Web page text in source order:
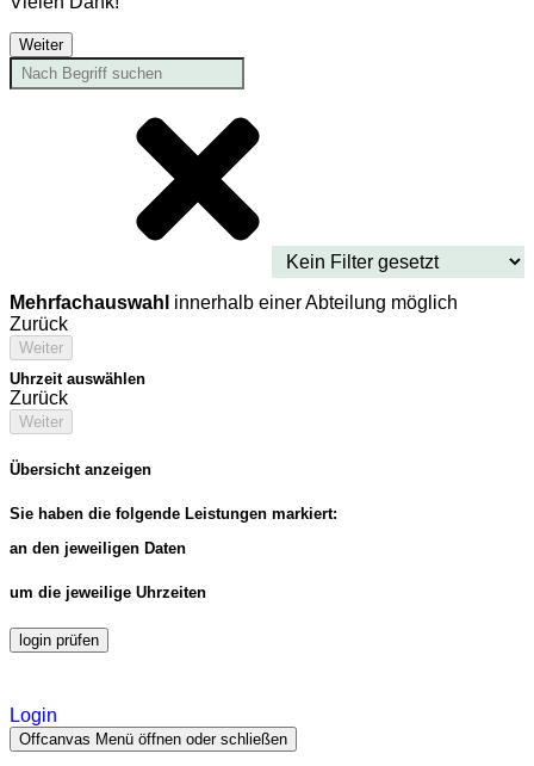
Weiter
Mehrfachauswahl innerhalb einer Abteilung möglich
Zurück
Weiter
Uhrzeit auswählen
Zurück
Weiter
Übersicht anzeigen
Sie haben die folgende Leistungen markiert:
an den jeweiligen Daten
um die jeweilige Uhrzeiten
login prüfen
Login
Offcanvas Menü öffnen oder schließen